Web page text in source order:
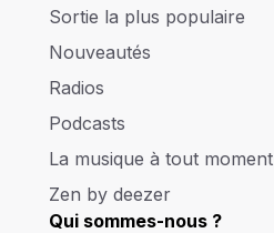
Sortie la plus populaire
Nouveautés
Radios
Podcasts
La musique à tout moment
Zen by deezer
Qui sommes-nous ?